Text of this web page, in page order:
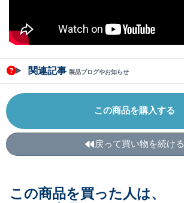
関連記事 製品ブログやお知らせ
この商品を購入する
戻って買い物を続ける
この商品を買った人は、